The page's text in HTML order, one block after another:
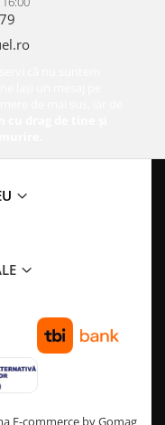
E-commerce by Gomag